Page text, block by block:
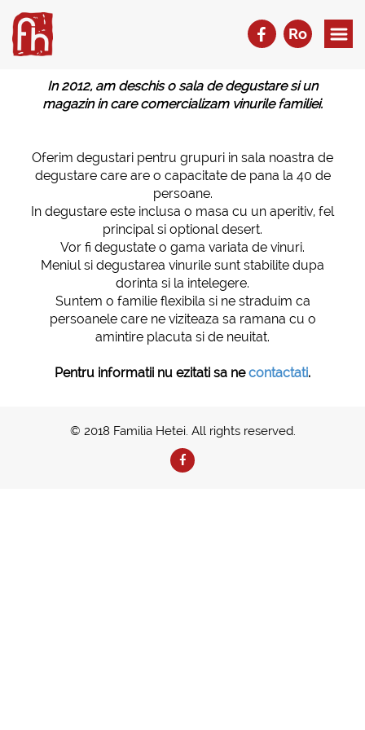
Ro
In 2012, am deschis o sala de degustare si un
magazin in care comercializam vinurile familiei.
Oferim degustari pentru grupuri in sala noastra de
degustare care are o capacitate de pana la 40 de
persoane.
In degustare este inclusa o masa cu un aperitiv, fel
principal si optional desert.
Vor fi degustate o gama variata de vinuri.
Meniul si degustarea vinurile sunt stabilite dupa
dorinta si la intelegere.
Suntem o familie flexibila si ne straduim ca
persoanele care ne viziteaza sa ramana cu o
amintire placuta si de neuitat.
Pentru informatii nu ezitati sa necontactati.
© 2018 Familia Hetei. All rights reserved.